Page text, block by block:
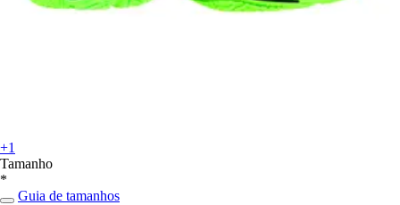
+1
Tamanho
*
Guia de tamanhos